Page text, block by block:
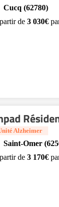
Cucq (62780)
de 3 030€
Alzheimer
Saint-Omer
de 3 170€